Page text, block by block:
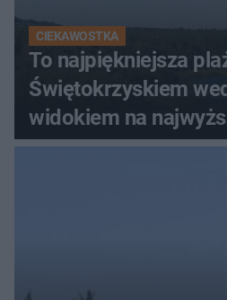
CIEKAWOSTKA
To najpiękniejsza
Świętokrzyskiem
widokiem na
Świętokrzyskich